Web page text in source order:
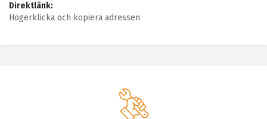
Direktlänk:
Högerklicka och kopiera adressen